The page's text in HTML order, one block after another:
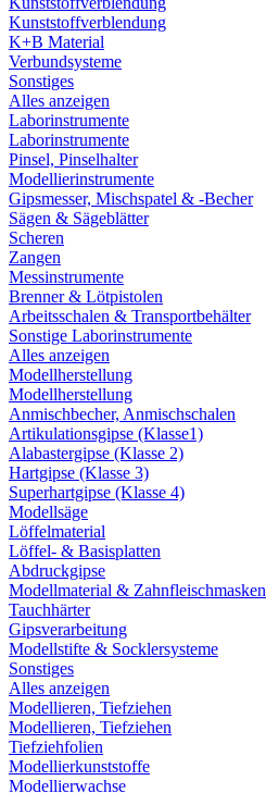
Kunststoffverblendung
K+B Material
Verbundsysteme
Sonstiges
Alles anzeigen
Laborinstrumente
Laborinstrumente
Pinsel, Pinselhalter
Modellierinstrumente
Gipsmesser, Mischspatel & -Becher
Sägen & Sägeblätter
Scheren
Zangen
Messinstrumente
Brenner & Lötpistolen
Arbeitsschalen & Transportbehälter
Sonstige Laborinstrumente
Alles anzeigen
Modellherstellung
Modellherstellung
Anmischbecher, Anmischschalen
Artikulationsgipse (Klasse1)
Alabastergipse (Klasse 2)
Hartgipse (Klasse 3)
Superhartgipse (Klasse 4)
Modellsäge
Löffelmaterial
Löffel- & Basisplatten
Abdruckgipse
Modellmaterial & Zahnfleischmasken
Tauchhärter
Gipsverarbeitung
Modellstifte & Socklersysteme
Sonstiges
Alles anzeigen
Modellieren, Tiefziehen
Modellieren, Tiefziehen
Tiefziehfolien
Modellierkunststoffe
Modellierwachse